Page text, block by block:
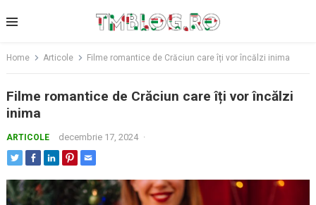
to
Home Articole Filme romantice de Crăciun care îți vor încălzi inima
Filme romantice de Crăciun care îți vor încălzi
inima
ARTICOLE decembrie 17, 2024 ·